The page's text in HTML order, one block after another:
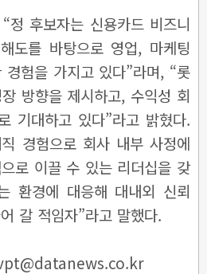
정 후보자는 신용카드 비즈니
도를 바탕으로 영업, 마케팅
험을 가지고 있다”라며, “롯
방향을 제시하고, 수익성 회
기대하고 있다”라고 밝혔다.
경험으로 회사 내부 사정에
로 이끌 수 있는 리더십을 갖
환경에 대응해 대내외 신뢰
갈 적임자”라고 말했다.